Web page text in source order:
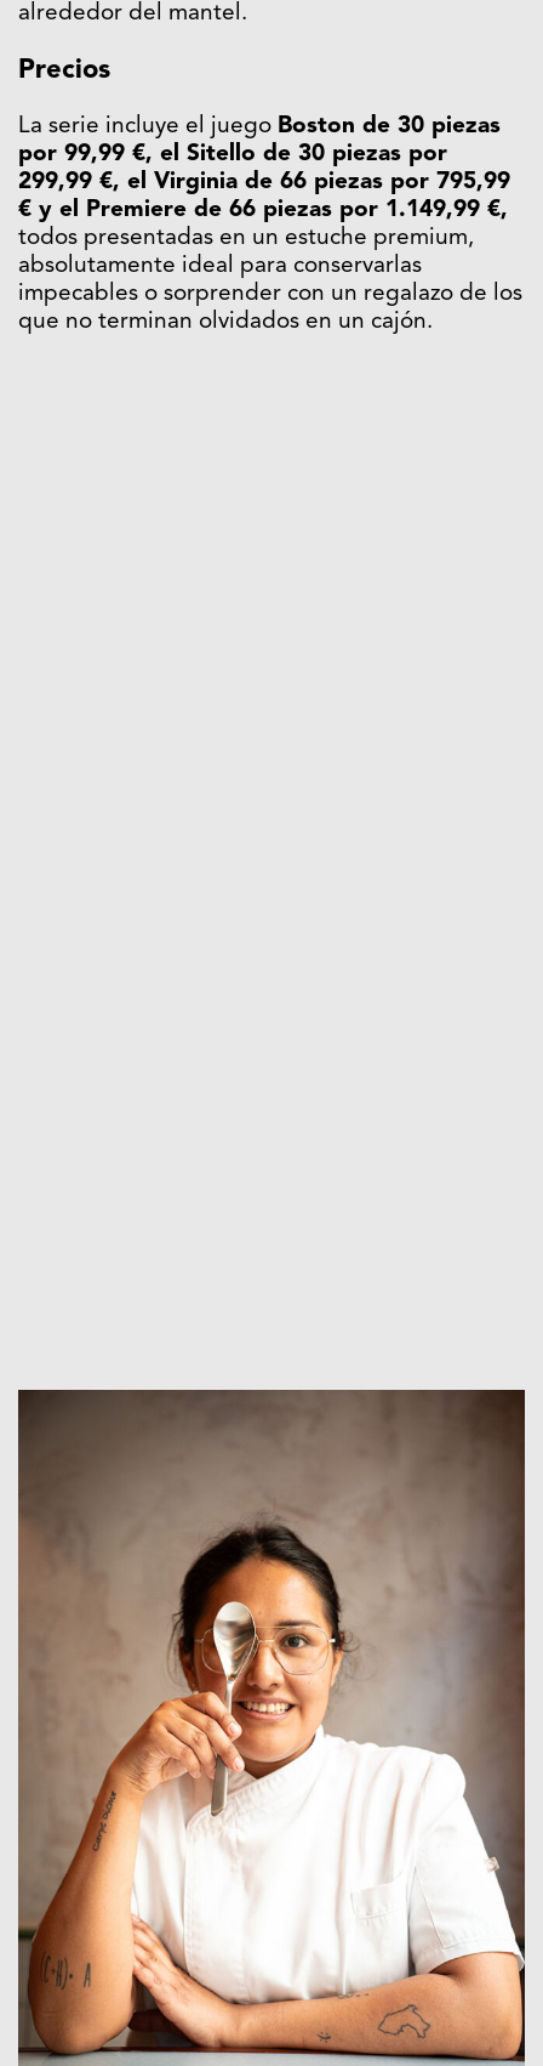
alrededor del mantel.
Precios
La serie incluye el juego Boston de 30 piezas
por 99,99 €, el Sitello de 30 piezas por
299,99 €, el Virginia de 66 piezas por 795,99
€ y el Premiere de 66 piezas por 1.149,99 €,
todos presentadas en un estuche premium,
absolutamente ideal para conservarlas
impecables o sorprender con un regalazo de los
que no terminan olvidados en un cajón.